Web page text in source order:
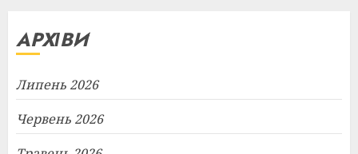
АРХІВИ
Липень 2026
Червень 2026